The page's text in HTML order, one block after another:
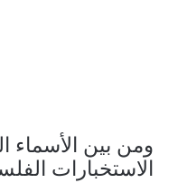
ومن بين الأسماء
الاستخبارات